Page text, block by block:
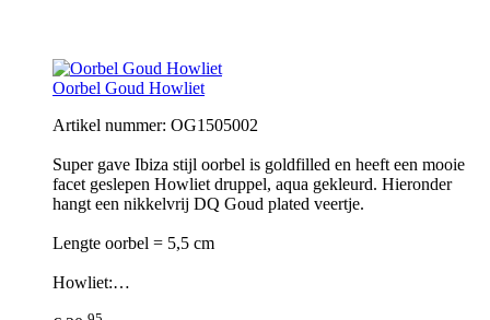
Oorbel Goud Howliet
Artikel nummer: OG1505002
Super gave Ibiza stijl oorbel is goldfilled en heeft een mooie
facet geslepen Howliet druppel, aqua gekleurd. Hieronder
hangt een nikkelvrij DQ Goud plated veertje.
Lengte oorbel = 5,5 cm
Howliet:…